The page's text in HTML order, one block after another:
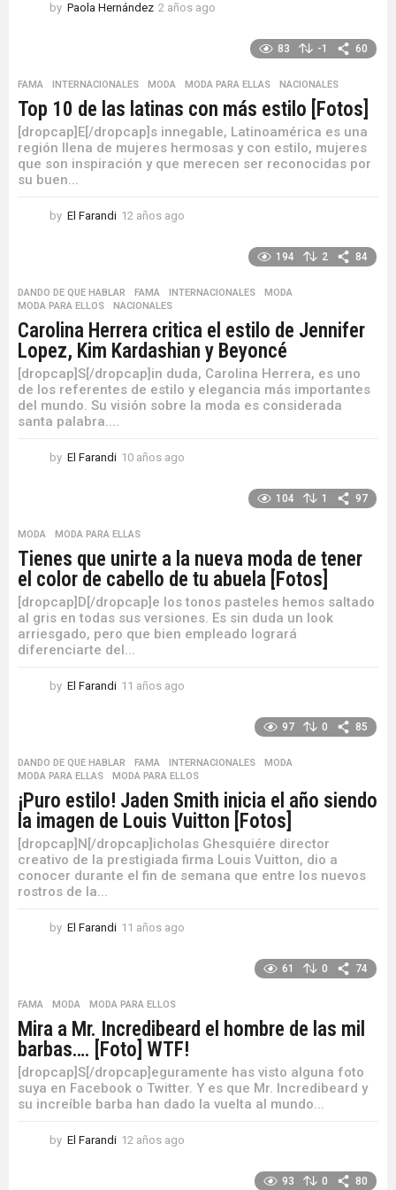
by Paola Hernández 2 años ago
a
g
83 -1 60
FAMA INTERNACIONALES ,MODA ,MODA PARA ELLAS ,NACIONALES
Top 10 de las latinas con más estilo [Fotos]
[dropcap]E[/dropcap]s innegable, Latinoamérica es una
región llena de mujeres hermosas y con estilo, mujeres
que son inspiración y que merecen ser reconocidas por
su buen...
by El Farandi 12 años ago
s
g
o
194 2 84
DANDO DE QUE HABLAR ,FAMA INTERNACIONALES ,MODA
MODA PARA ELLOS
,NACIONALES
Carolina Herrera critica el estilo de Jennifer
Lopez, Kim Kardashian y Beyoncé
[dropcap]S[/dropcap]in duda, Carolina Herrera, es uno
de los referentes de estilo y elegancia más importantes
del mundo. Su visión sobre la moda es considerada
santa palabra....
by El Farandi 10 años ago
a
g
104 1 97
MODA ,MODA PARA ELLAS
Tienes que unirte a la nueva moda de tener
el color de cabello de tu abuela [Fotos]
[dropcap]D[/dropcap]e los tonos pasteles hemos saltado
al gris en todas sus versiones. Es sin duda un look
arriesgado, pero que bien empleado logrará
diferenciarte del...
by El Farandi 11 años ago
s
g
o
97 0 85
DANDO DE QUE HABLAR ,FAMA INTERNACIONALES ,MODA
MODA PARA ELLAS
,MODA PARA ELLOS
¡Puro estilo! Jaden Smith inicia el año siendo
la imagen de Louis Vuitton [Fotos]
[dropcap]N[/dropcap]icholas Ghesquiére director
creativo de la prestigiada firma Louis Vuitton, dio a
conocer durante el fin de semana que entre los nuevos
rostros de la...
by El Farandi 11 años ago
a
g
61 0 74
FAMA ,MODA ,MODA PARA ELLOS
Mira a Mr. Incredibeard el hombre de las mil
barbas…. [Foto] WTF!
[dropcap]S[/dropcap]eguramente has visto alguna foto
suya en Facebook o Twitter. Y es que Mr. Incredibeard y
su increíble barba han dado la vuelta al mundo...
by El Farandi 12 años ago
93 0 80